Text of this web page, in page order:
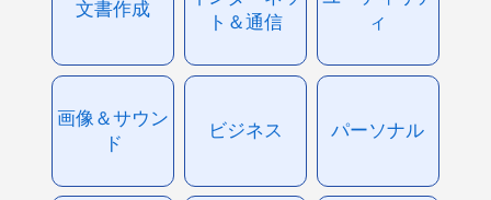
文書作成
ト＆通信
ィ
画像＆サウン
ド
ビジネス パーソナル